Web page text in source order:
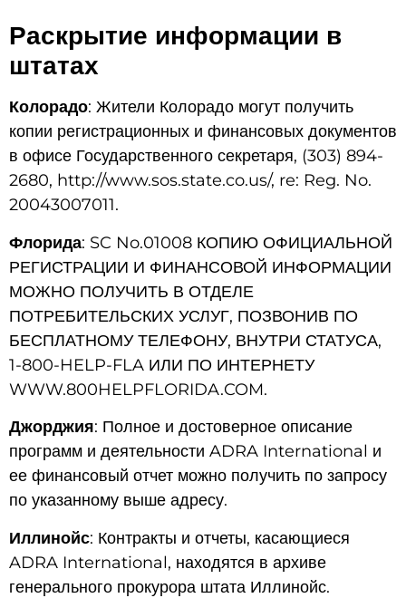
Раскрытие информации в
штатах
Колорадо: Жители Колорадо могут получить
копии регистрационных и финансовых документов
в офисе Государственного секретаря, (303) 894-
2680, http://www.sos.state.co.us/, re: Reg. No.
20043007011.
Флорида: SC No.01008 КОПИЮ ОФИЦИАЛЬНОЙ
РЕГИСТРАЦИИ И ФИНАНСОВОЙ ИНФОРМАЦИИ
МОЖНО ПОЛУЧИТЬ В ОТДЕЛЕ
ПОТРЕБИТЕЛЬСКИХ УСЛУГ, ПОЗВОНИВ ПО
БЕСПЛАТНОМУ ТЕЛЕФОНУ, ВНУТРИ СТАТУСА,
1-800-HELP-FLA ИЛИ ПО ИНТЕРНЕТУ
WWW.800HELPFLORIDA.COM.
Джорджия: Полное и достоверное описание
программ и деятельности ADRA International и
ее финансовый отчет можно получить по запросу
по указанному выше адресу.
Иллинойс: Контракты и отчеты, касающиеся
ADRA International, находятся в архиве
генерального прокурора штата Иллинойс.